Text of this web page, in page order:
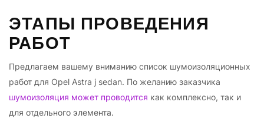
ЭТАПЫ ПРОВЕДЕНИЯ
РАБОТ
Предлагаем вашему вниманию список шумоизоляционных
работ для Opel Astra j sedan. По желанию заказчика
шумоизоляция может проводится как комплексно, так и
для отдельного элемента.